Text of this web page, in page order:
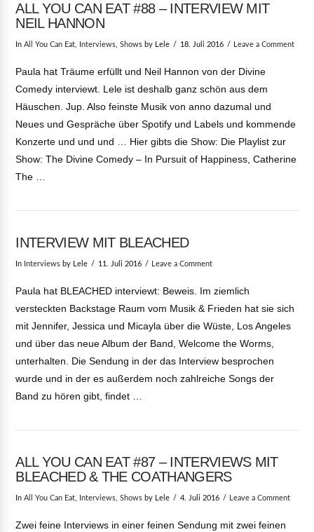
ALL YOU CAN EAT #88 – INTERVIEW MIT
NEIL HANNON
InAll You Can Eat Interviews ,Shows by Lele 18. Juli 2016 Leave a Comment
Paula hat Träume erfüllt und Neil Hannon von der Divine
Comedy interviewt. Lele ist deshalb ganz schön aus dem
Häuschen. Jup. Also feinste Musik von anno dazumal und
Neues und Gespräche über Spotify und Labels und kommende
Konzerte und und und … Hier gibts die Show: Die Playlist zur
Show: The Divine Comedy – In Pursuit of Happiness, Catherine
The …
INTERVIEW MIT BLEACHED
In Interviews by Lele 11. Juli 2016 Leave a Comment
Paula hat BLEACHED interviewt: Beweis. Im ziemlich
versteckten Backstage Raum vom Musik & Frieden hat sie sich
mit Jennifer, Jessica und Micayla über die Wüste, Los Angeles
und über das neue Album der Band, Welcome the Worms,
unterhalten. Die Sendung in der das Interview besprochen
wurde und in der es außerdem noch zahlreiche Songs der
Band zu hören gibt, findet …
ALL YOU CAN EAT #87 – INTERVIEWS MIT
BLEACHED & THE COATHANGERS
InAll You Can Eat Interviews ,Shows by Lele 4. Juli 2016 Leave a Comment
Zwei feine Interviews in einer feinen Sendung mit zwei feinen